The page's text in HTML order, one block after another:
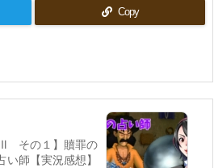
Copy
その１】贖罪の
い師【実況感想】